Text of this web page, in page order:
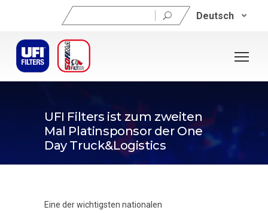
Suchen
nach:
Deutsch
UFI Filters ist zum zweiten
Mal Platinsponsor der One
Day Truck&Logistics
22. September 2023
Eine der wichtigsten nationalen